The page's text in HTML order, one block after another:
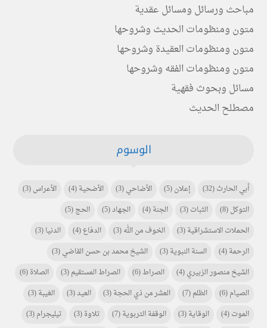
مباحث ورسائل ومسائل عقدية
متون ومنظومات الحديث وشروحها
متون ومنظومات العقيدة وشروحها
متون ومنظومات الفقه وشروحها
مسائل وبحوث فقهية
مصطلح الحديث
الوسوم
أبي الحارث(32) إعلان(5) الأضاحي(3) الأضحية(4) الأعراس(3)
التوكل(8) الثبات(3) الجنة(4) الجهاد(5) الحج(5)
الحملات الاستشراقية(3) الخوف من الله(3) الدفاع(4) الدنيا(3)
الرحمة(4) السنة النبوية(3) الشيخ محمد بن حسن القاضي(3)
الشيخ منصور الزبيري(4) الصراط(6) الصراط المستقيم(3) الصلاة(6)
الصيام(6) الظلم(7) العشر من ذي الحجة(3) العيد(3) الغيبة(3)
الموت(4) الوقاية(3) الوقفة التربوية(7) تلاوة(3) تيليجرام(3)